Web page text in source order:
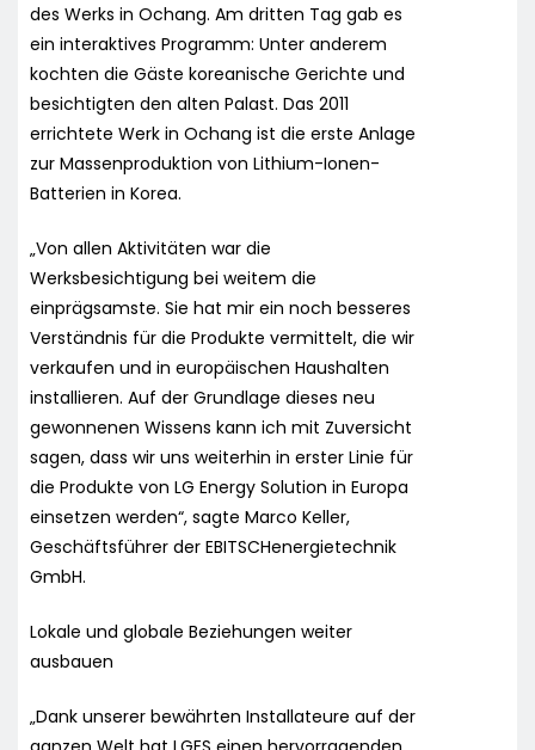
des Werks in Ochang. Am dritten Tag gab es
ein interaktives Programm: Unter anderem
kochten die Gäste koreanische Gerichte und
besichtigten den alten Palast. Das 2011
errichtete Werk in Ochang ist die erste Anlage
zur Massenproduktion von Lithium-Ionen-
Batterien in Korea.
„Von allen Aktivitäten war die
Werksbesichtigung bei weitem die
einprägsamste. Sie hat mir ein noch besseres
Verständnis für die Produkte vermittelt, die wir
verkaufen und in europäischen Haushalten
installieren. Auf der Grundlage dieses neu
gewonnenen Wissens kann ich mit Zuversicht
sagen, dass wir uns weiterhin in erster Linie für
die Produkte von LG Energy Solution in Europa
einsetzen werden“, sagte Marco Keller,
Geschäftsführer der EBITSCHenergietechnik
GmbH.
Lokale und globale Beziehungen weiter
ausbauen
„Dank unserer bewährten Installateure auf der